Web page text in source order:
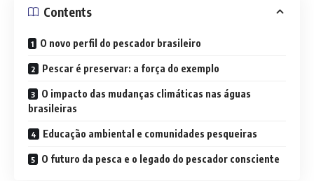
Contents
O novo perfil do pescador brasileiro
Pescar é preservar: a força do exemplo
O impacto das mudanças climáticas nas águas
brasileiras
Educação ambiental e comunidades pesqueiras
O futuro da pesca e o legado do pescador consciente